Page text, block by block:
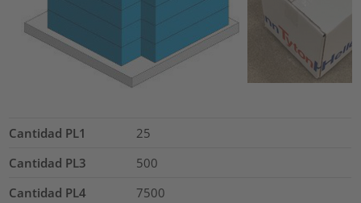
Cantidad PL1
25
Cantidad PL3
500
Cantidad PL4
7500